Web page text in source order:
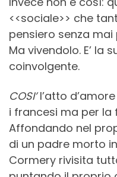
<<sociale>> che
pensiero senza
Ma vivendolo. E’ la
coinvolgente.
COSI’l’atto
i francesi ma per la
Affondando nel
di un padre morto
Cormery rivisita